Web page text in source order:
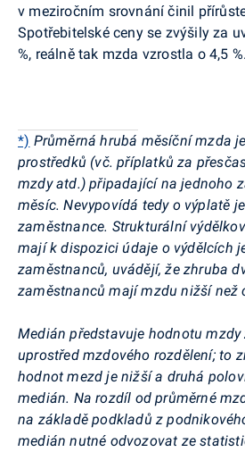
v meziročním srovnání činil
Spotřebitelské ceny se zvýšily za
%, reálně tak mzda vzrostla o 4,5 %.
*) Průměrná hrubá měsíční mzda
prostředků (vč. příplatků za
mzdy atd.) připadající na jednoho
měsíc. Nevypovídá tedy o výplatě
zaměstnance. Strukturální
mají k dispozici údaje o výdělcích
zaměstnanců, uvádějí, že zhruba
zaměstnanců mají mzdu nižší než
Medián představuje hodnotu mzdy
uprostřed mzdového rozdělení; to
hodnot mezd je nižší a druhá
medián. Na rozdíl od průměrné
na základě podkladů z
medián nutné odvozovat ze